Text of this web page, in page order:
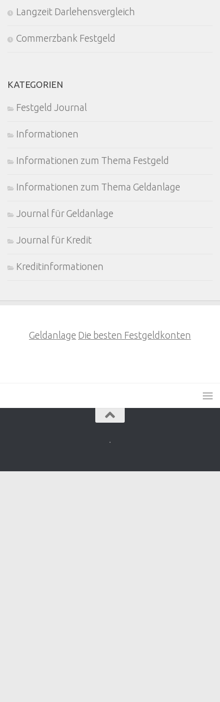
Langzeit Darlehensvergleich
Commerzbank Festgeld
KATEGORIEN
Festgeld Journal
Informationen
Informationen zum Thema Festgeld
Informationen zum Thema Geldanlage
Journal für Geldanlage
Journal für Kredit
Kreditinformationen
Geldanlage Die besten Festgeldkonten
.